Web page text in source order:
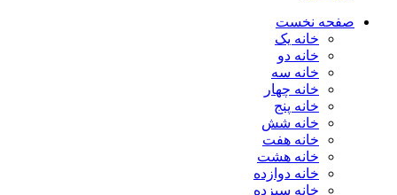
صفحه نخست
خانه یک
خانه دو
خانه سه
خانه چهار
خانه پنج
خانه شش
خانه هفت
خانه هشت
خانه دوازده
خانه سیزده